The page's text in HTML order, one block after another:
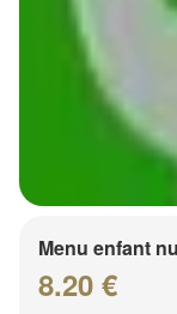
Menu enfant
8.20 €